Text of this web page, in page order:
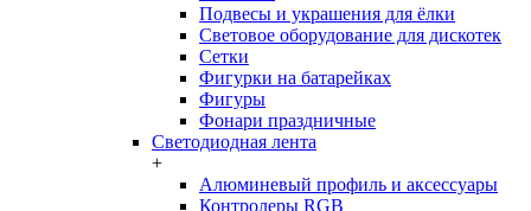
Подвесы и украшения для ёлки
Световое оборудование для дискотек
Сетки
Фигурки на батарейках
Фигуры
Фонари праздничные
Светодиодная лента
+
Алюминевый профиль и аксессуары
Контролеры RGB